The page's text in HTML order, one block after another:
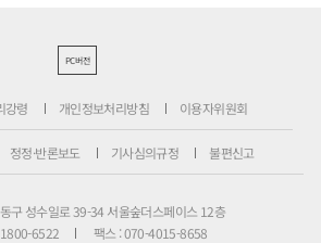
PC버전
강령 개인정보처리방침 이용자위원회
정정·반론보도 기사심의규정 불편신고
구 성수일로 39-34 서울숲더스페이스 12층
6522
팩스 : 070-4015-8658